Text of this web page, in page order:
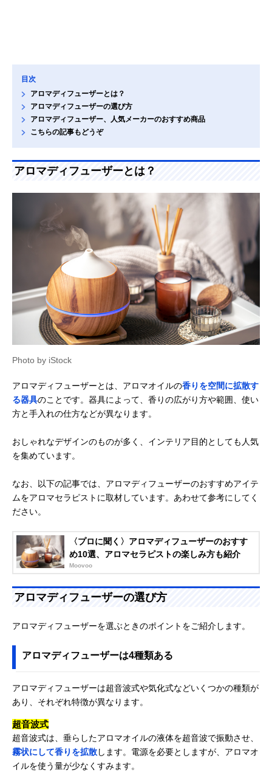
目次
アロマディフューザーとは？
アロマディフューザーの選び方
アロマディフューザー、人気メーカーのおすすめ商品
こちらの記事もどうぞ
アロマディフューザーとは？
Photo by iStock
アロマディフューザーとは、アロマオイルの香りを空間に拡散す
る器具のことです。器具によって、香りの広がり方や範囲、使い
方と手入れの仕方などが異なります。
おしゃれなデザインのものが多く、インテリア目的としても人気
を集めています。
なお、以下の記事では、アロマディフューザーのおすすめアイテ
ムをアロマセラピストに取材しています。あわせて参考にしてく
ださい。
〈プロに聞く〉アロマディフューザーのおすす
め10選、アロマセラピストの楽しみ方も紹介
Moovoo
アロマディフューザーの選び方
アロマディフューザーを選ぶときのポイントをご紹介します。
アロマディフューザーは4種類ある
アロマディフューザーは超音波式や気化式などいくつかの種類が
あり、それぞれ特徴が異なります。
超音波式
超音波式は、垂らしたアロマオイルの液体を超音波で振動させ、
霧状にして香りを拡散します。電源を必要としますが、アロマオ
イルを使う量が少なくすみます。